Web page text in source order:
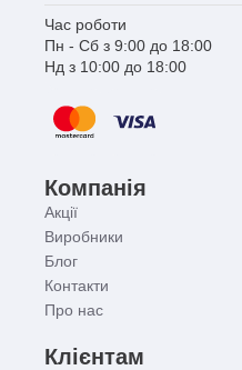
Час роботи
Пн - Сб з 9:00 до 18:00
Нд з 10:00 до 18:00
Компанія
Акції
Виробники
Блог
Контакти
Про нас
Клієнтам